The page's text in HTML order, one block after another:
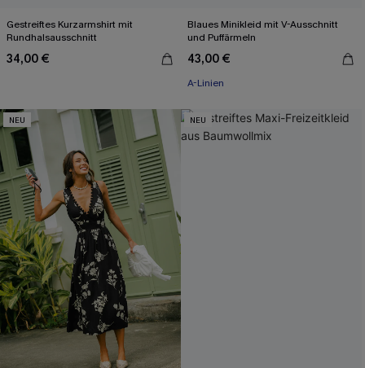
Gestreiftes Kurzarmshirt mit
Rundhalsausschnitt
34,00 €
Blaues Minikleid mit V-Ausschnitt
und Puffärmeln
43,00 €
A-Linien
NEU NEU